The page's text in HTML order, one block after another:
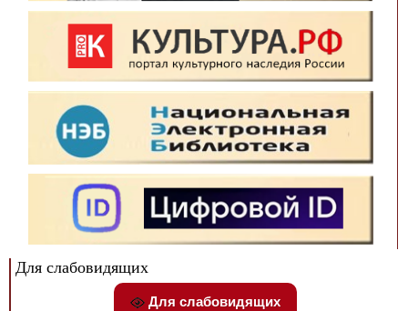
Для слабовидящих
Для слабовидящих